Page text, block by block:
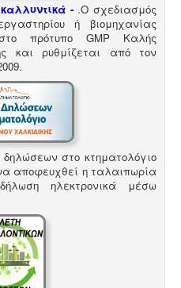
- .Ο σχεδιασμός
ή βιομηχανίας
πρότυπο GMP Καλής
και ρυθμίζεται από τον
στο κτηματολόγιο
αποφευχθεί η ταλαιπωρία
ηλεκτρονικά μέσω